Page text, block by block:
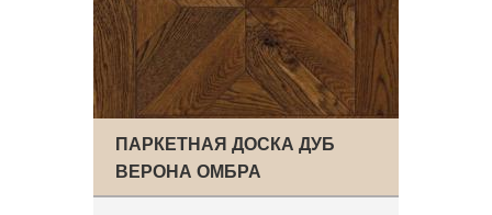
ПАРКЕТНАЯ ДОСКА ДУБ
ВЕРОНА ОМБРА